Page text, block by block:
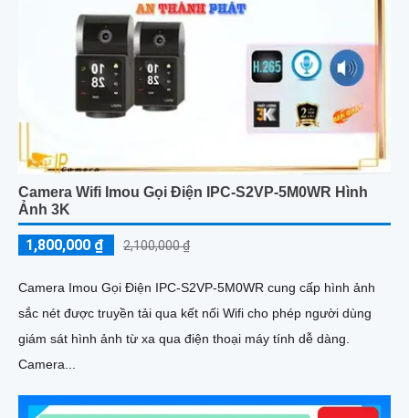
Camera Wifi Imou Gọi Điện IPC-S2VP-5M0WR Hình
Ảnh 3K
1,800,000 ₫ 2,100,000 ₫
Camera Imou Gọi Điện IPC-S2VP-5M0WR cung cấp hình ảnh
sắc nét được truyền tải qua kết nối Wifi cho phép người dùng
giám sát hình ảnh từ xa qua điện thoại máy tính dễ dàng.
Camera...